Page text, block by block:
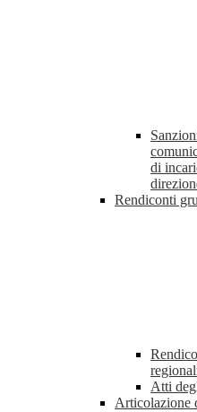
di
Rendiconti
Atti
Articolazione